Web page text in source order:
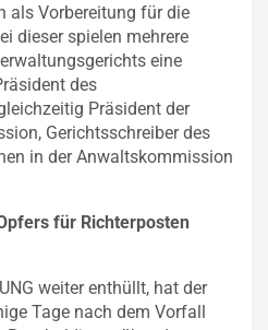
als Vorbereitung für die
dieser spielen mehrere
eine
des
Präsident der
Gerichtsschreiber des
in der Anwaltskommission
für Richterposten
weiter enthüllt, hat der
Tage nach dem Vorfall